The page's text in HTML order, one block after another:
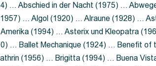
… Abschied in der Nacht (1975) …
… Algol (1920) … Alraune (1928) …
(1994) … Asterix und Kleopatra
… Ballet Mechanique (1924) … Benefit of
(1956) … Brigitta (1994) … Buena